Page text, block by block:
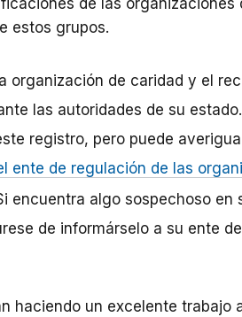
estos grupos.
organización de caridad y el
las autoridades de su
registro, pero puede
ente de regulación de las
encuentra algo sospechoso en
de informárselo a su ente de
haciendo un excelente trabajo